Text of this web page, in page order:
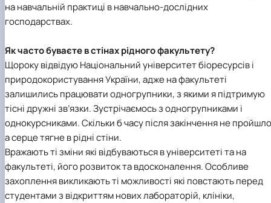
на навчальній практиці в навчально-дослідних
господарствах.
Як часто буваєте в стінах рідного факультету?
Щороку відвідую Національний університет біоресурсів і
природокористування України, адже на факультеті
залишились працювати одногрупники, з якими я підтримую
тісні дружні зв’язки. Зустрічаємось з одногрупниками і
однокурсниками. Скільки б часу після закінчення не
а серце тягне в рідні стіни.
Вражають ті зміни які відбуваються в університеті та на
факультеті, його розвиток та вдосконалення. Особливе
захоплення викликають ті можливості які повстають перед
студентами з відкриттям нових лабораторій, клініки,